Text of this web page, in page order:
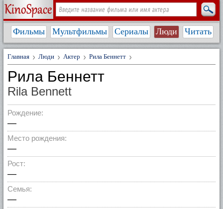
Фильмы Мультфильмы Сериалы Люди Читать
Главная Люди Актер Рила Беннетт
Рила Беннетт
Rila Bennett
Рождение:
—
Место рождения:
—
Рост:
—
Семья:
—